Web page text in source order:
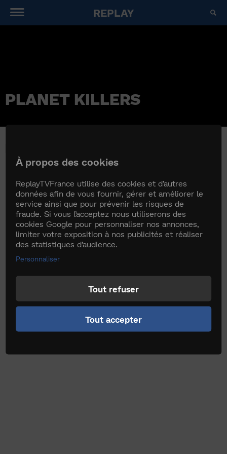
REPLAY
PLANET KILLERS
À propos des cookies
ReplayTVFrance utilise des cookies et d’autres
données afin de vous fournir, gérer et améliorer le
service ainsi que pour prévenir les risques de
fraude. Si vous l’acceptez nous utiliserons des
cookies Google pour personnaliser nos annonces,
limiter votre exposition à nos publicités et réaliser
des statistiques d’audience.
Personnaliser
Tout refuser
Tout accepter